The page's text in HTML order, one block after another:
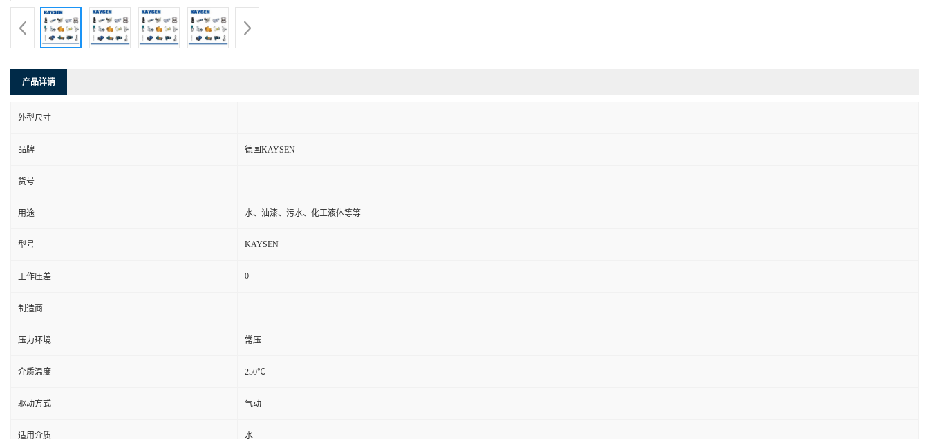
产品详请
外型尺寸
品牌 德国KAYSEN
货号
用途 水、油漆、污水、化工液体等等
型号 KAYSEN
工作压差 0
制造商
压力环境 常压
介质温度 250℃
驱动方式 气动
适用介质 水